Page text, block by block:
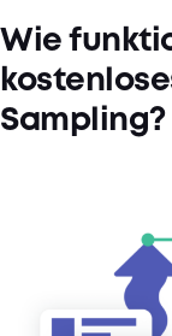
Wie
Sampling?